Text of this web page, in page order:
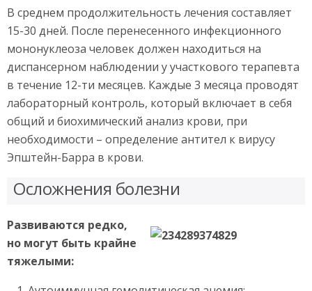
В среднем продолжительность лечения составляет
15-30 дней. После перенесенного инфекционного
мононуклеоза человек должен находиться на
диспансерном наблюдении у участкового терапевта
в течение 12-ти месяцев. Каждые 3 месяца проводят
лабораторный контроль, который включает в себя
общий и биохимический анализ крови, при
необходимости – определение антител к вирусу
Эпштейн-Барра в крови.
Осложнения болезни
Развиваются редко,
но могут быть крайне
тяжелыми: